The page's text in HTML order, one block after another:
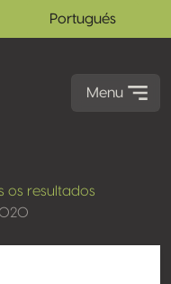
Portugués
Menu
os resultados